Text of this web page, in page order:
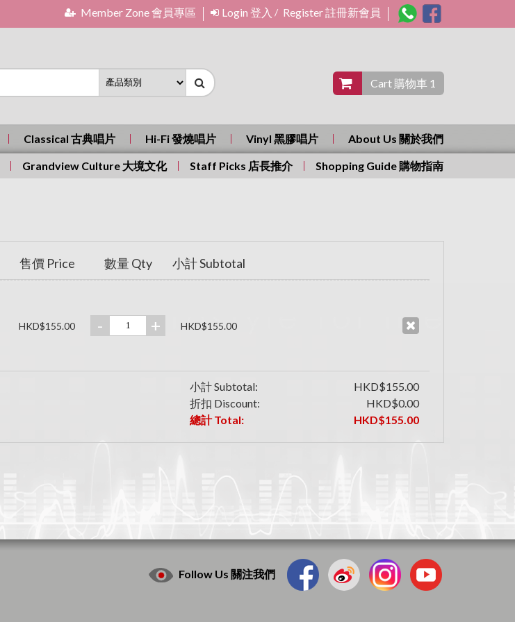
Member Zone 會員專區 Login 登入 / Register 註冊新會員
Cart 購物車 1
Classical 古典唱片 Hi-Fi 發燒唱片 Vinyl 黑膠唱片 About Us 關於我們
Grandview Culture 大境文化 Staff Picks 店長推介 Shopping Guide 購物指南
售價 Price 數量 Qty 小計 Subtotal
HKD$155.00 - + HKD$155.00
小計 Subtotal:
HKD$155.00
折扣 Discount:
HKD$0.00
總計 Total:
HKD$155.00
Follow Us 關注我們